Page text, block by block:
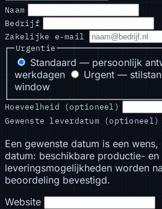
Naam
Bedrijf
Zakelijke e-mail
Urgentie
Standaard — persoonlijk
werkdagen
Urgent —
window
Hoeveelheid (optioneel)
Gewenste leverdatum (optioneel)
Een gewenste datum is een
datum: beschikbare productie- en
leveringsmogelijkheden worden
beoordeling bevestigd.
Website